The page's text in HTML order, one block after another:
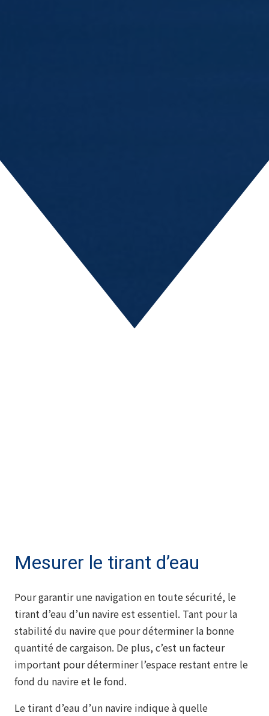
Mesurer le tirant d’eau
Pour garantir une navigation en toute sécurité, le
tirant d’eau d’un navire est essentiel. Tant pour la
stabilité du navire que pour déterminer la bonne
quantité de cargaison. De plus, c’est un facteur
important pour déterminer l’espace restant entre le
fond du navire et le fond.
Le tirant d’eau d’un navire indique à quelle